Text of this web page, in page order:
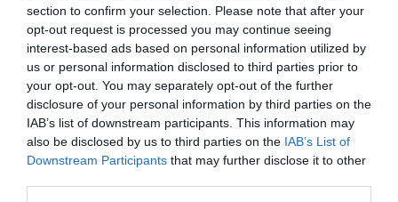
section to confirm your selection. Please note that after your
opt-out request is processed you may continue seeing
interest-based ads based on personal information utilized by
us or personal information disclosed to third parties prior to
your opt-out. You may separately opt-out of the further
disclosure of your personal information by third parties on the
IAB’s list of downstream participants. This information may
also be disclosed by us to third parties on the IAB’s List of
Downstream Participants that may further disclose it to other
4 h 40 min